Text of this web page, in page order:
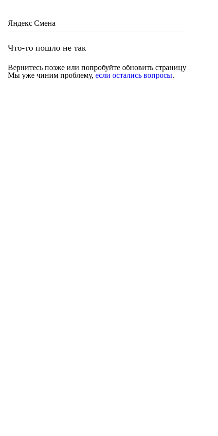
Яндекс Смена
Что-то пошло не так
Вернитесь позже или попробуйте обновить страницу
Мы уже чиним проблему, если остались вопросы.